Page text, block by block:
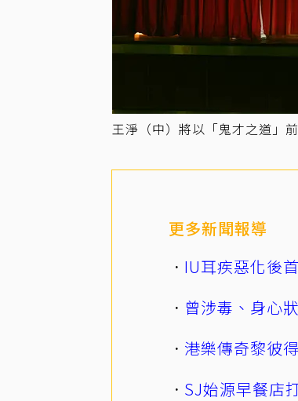
王淨（中）將以「鬼才之道」
更多新聞報導
IU耳疾惡化後
曾涉毒、身心
港樂傳奇黎彼
SJ始源早餐店